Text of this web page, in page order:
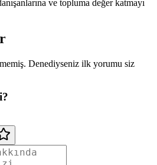
ve topluma değer katmayı
Denediyseniz ilk yorumu siz